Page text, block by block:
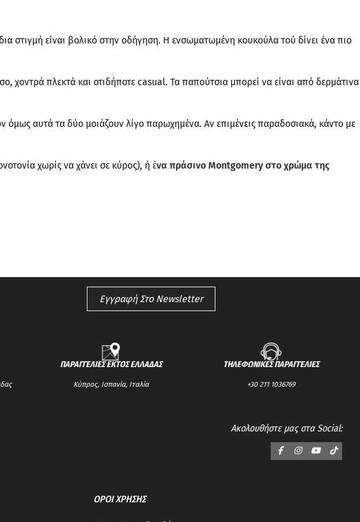
στιγμή είναι βολικό στην οδήγηση. Η ενσωματωμένη κουκούλα τού δίνει ένα πιο
χοντρά πλεκτά και οτιδήποτε casual. Τα παπούτσια μπορεί να είναι από δερμάτινα
αυτά τα δύο μοιάζουν λίγο παρωχημένα. Αν επιμένεις παραδοσιακά, κάντο με
χωρίς να χάνει σε κύρος), ή ένα πράσινο Montgomery στο χρώμα της
Εγγραφή Στο Newsletter
ΠΑΡΑΓΓΕΛΙΕΣ ΕΚΤΟΣ ΕΛΛΑΔΑΣ
Κύπρος, Ισπανία, Ιταλία
ΤΗΛΕΦΩΝΙΚΕΣ ΠΑΡΑΓΓΕΛΙΕΣ
+30 211 1036769
Ακολουθήστε μας στα Social:
ΟΡΟΙ ΧΡΗΣΗΣ